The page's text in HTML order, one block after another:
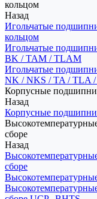
кольцом
Назад
Игольчатые
кольцом
Игольчатые
BK / TAM / TLAM
Игольчатые
NK / NKS / TA / TLA
Корпусные
Назад
Корпусные
сборе
Назад
сборе